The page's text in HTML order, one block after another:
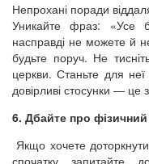
Непрохані поради
Уникайте фраз: «Усе
насправді не можете й
будьте поруч. Не
церкви. Станьте для
довірливі стосунки — це
6. Дбайте про
Якщо хочете